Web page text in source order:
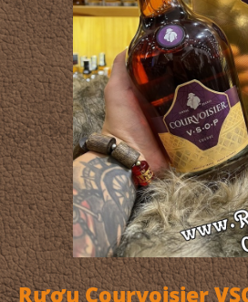
Rượu Courvoisier